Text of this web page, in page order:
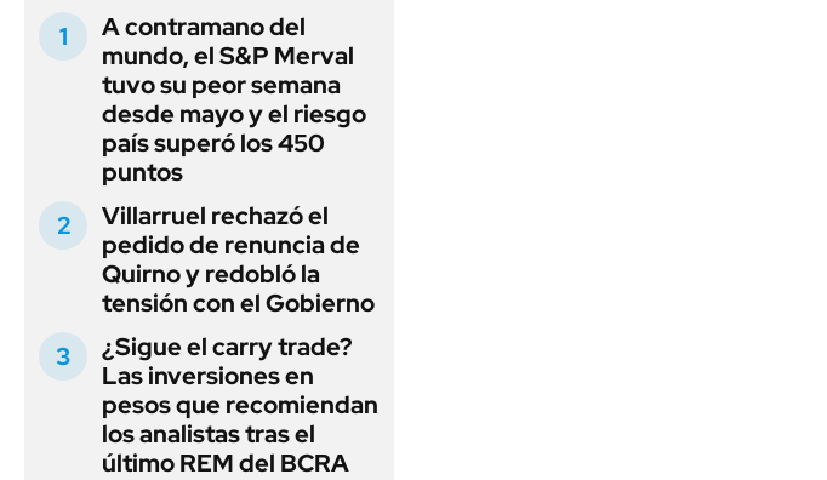
A contramano del
mundo, el S&P Merval
tuvo su peor semana
desde mayo y el riesgo
país superó los 450
puntos
Villarruel rechazó el
pedido de renuncia de
Quirno y redobló la
tensión con el Gobierno
¿Sigue el carry trade?
Las inversiones en
pesos que recomiendan
los analistas tras el
último REM del BCRA